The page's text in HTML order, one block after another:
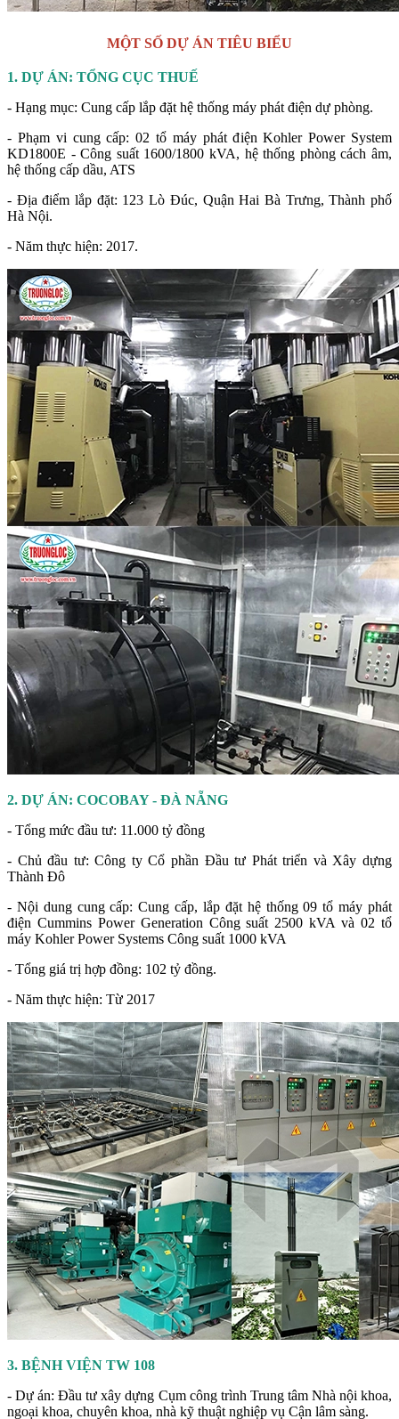
MỘT SỐ DỰ ÁN TIÊU BIỂU
1. DỰ ÁN: TỔNG CỤC THUẾ
- Hạng mục: Cung cấp lắp đặt hệ thống máy phát điện dự phòng.
- Phạm vi cung cấp: 02 tổ máy phát điện Kohler Power System
KD1800E - Công suất 1600/1800 kVA, hệ thống phòng cách âm,
hệ thống cấp dầu, ATS
- Địa điểm lắp đặt: 123 Lò Đúc, Quận Hai Bà Trưng, Thành phố
Hà Nội.
- Năm thực hiện: 2017.
2. DỰ ÁN: COCOBAY - ĐÀ NẴNG
- Tổng mức đầu tư: 11.000 tỷ đồng
- Chủ đầu tư: Công ty Cổ phần Đầu tư Phát triển và Xây dựng
Thành Đô
- Nội dung cung cấp: Cung cấp, lắp đặt hệ thống 09 tổ máy phát
điện Cummins Power Generation Công suất 2500 kVA và 02 tổ
máy Kohler Power Systems Công suất 1000 kVA
- Tổng giá trị hợp đồng: 102 tỷ đồng.
- Năm thực hiện: Từ 2017
3. BỆNH VIỆN TW 108
- Dự án: Đầu tư xây dựng Cụm công trình Trung tâm Nhà nội khoa,
ngoại khoa, chuyên khoa, nhà kỹ thuật nghiệp vụ Cận lâm sàng.